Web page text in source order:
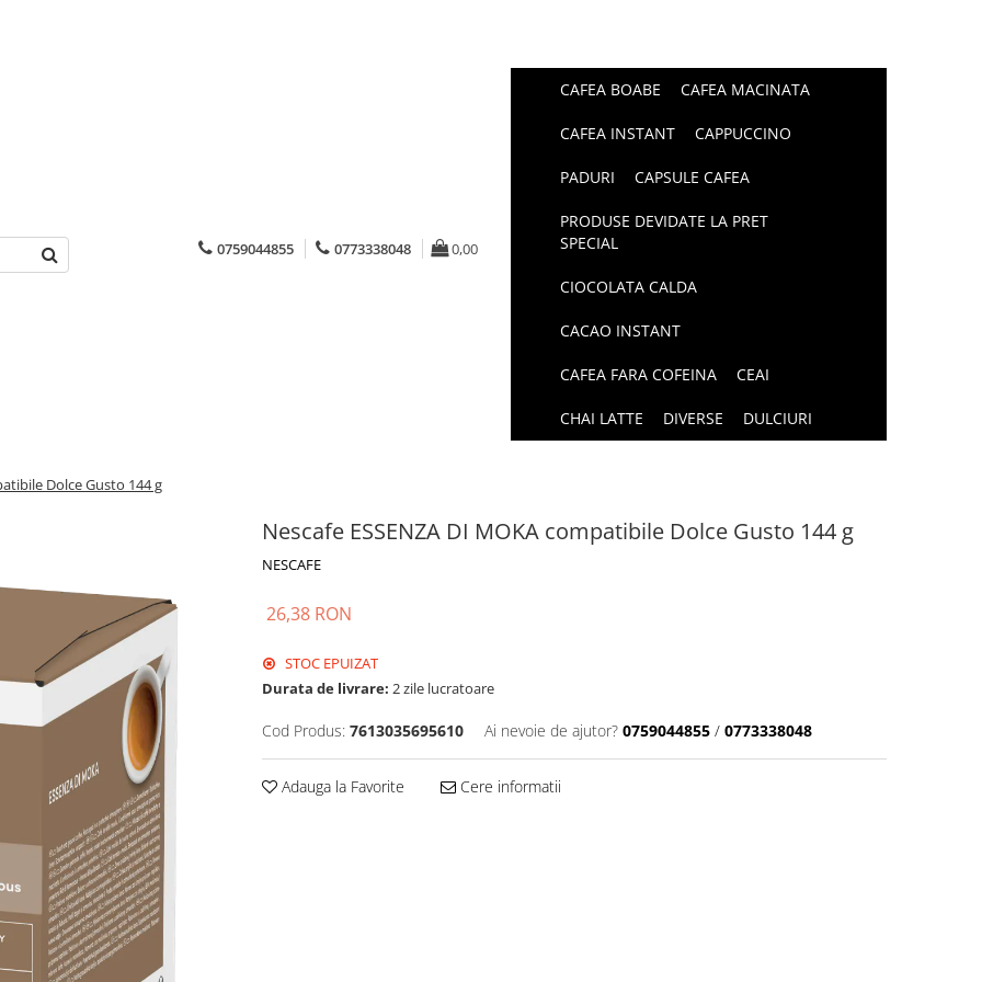
0759044855 0773338048 0,00
CAFEA BOABE CAFEA MACINATA
CAFEA INSTANT CAPPUCCINO
PADURI CAPSULE CAFEA
PRODUSE DEVIDATE LA PRET
SPECIAL
CIOCOLATA CALDA
CACAO INSTANT
CAFEA FARA COFEINA CEAI
CHAI LATTE DIVERSE DULCIURI
Dolce Gusto 144 g
Nescafe ESSENZA DI MOKA compatibile Dolce Gusto 144 g
NESCAFE
26,38 RON
STOC EPUIZAT
Durata de livrare: 2 zile lucratoare
Cod Produs: 7613035695610 Ai nevoie de ajutor? 0759044855 / 0773338048
Adauga la Favorite Cere informatii